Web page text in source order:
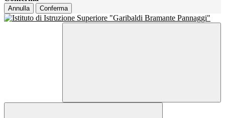
Annulla Conferma